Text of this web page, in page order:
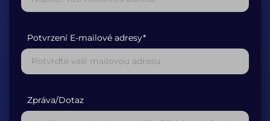
Potvrzení E-mailové adresy*
Zpráva/Dotaz